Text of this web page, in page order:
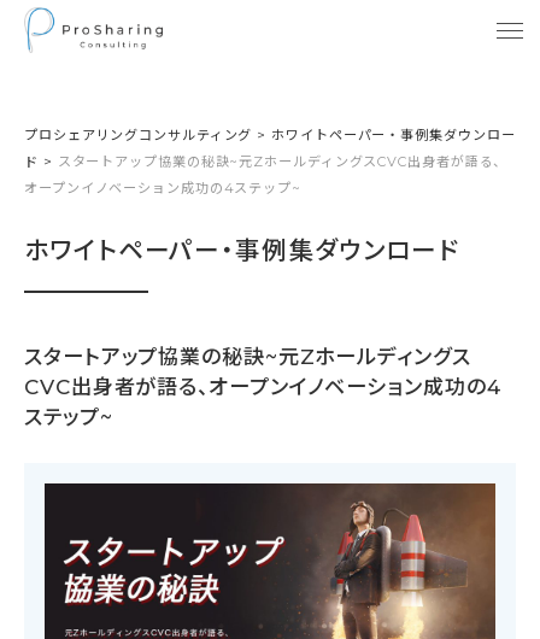
プロシェアリングコンサルティング > ホワイトペーパー・事例集ダウンロー
ド > スタートアップ協業の秘訣~元ZホールディングスCVC出身者が語る、
オープンイノベーション成功の4ステップ~
ホワイトペーパー・事例集ダウンロード
スタートアップ協業の秘訣~元Zホールディングス
CVC出身者が語る、オープンイノベーション成功の4
ステップ~